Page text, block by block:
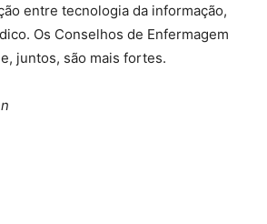
entre tecnologia da informação,
Os Conselhos de Enfermagem
juntos, são mais fortes.